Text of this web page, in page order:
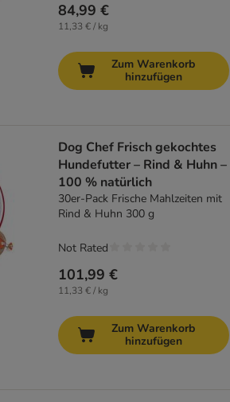
84,99 €
11,33 € / kg
Zum Warenkorb
hinzufügen
Dog Chef Frisch gekochtes
Hundefutter – Rind & Huhn –
100 % natürlich
30er-Pack Frische Mahlzeiten mit
Rind & Huhn 300 g
101,99 €
11,33 € / kg
Not Rated
Zum Warenkorb
hinzufügen